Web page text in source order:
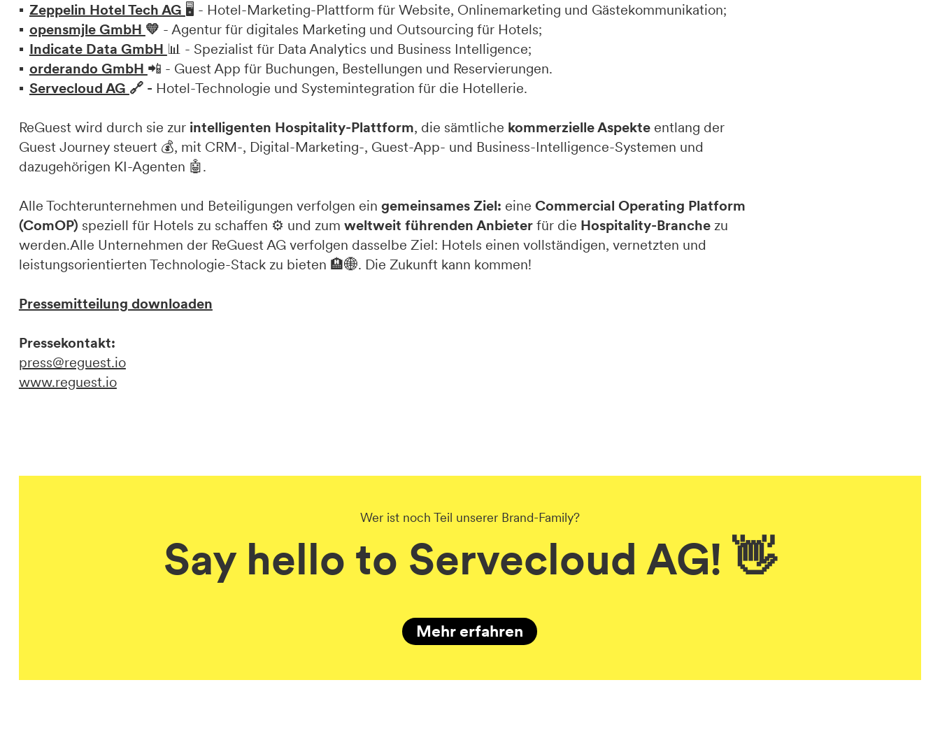
Zeppelin Hotel Tech AG 🖥️ - Hotel-Marketing-Plattform für Website, Onlinemarketing und Gästekommunikation;
opensmjle GmbH 💛 - Agentur für digitales Marketing und Outsourcing für Hotels;
Indicate Data GmbH 📊 - Spezialist für Data Analytics und Business Intelligence;
orderando GmbH 📲 - Guest App für Buchungen, Bestellungen und Reservierungen.
Servecloud AG 🔗- Hotel-Technologie und Systemintegration für die Hotellerie.
ReGuest wird durch sie zur intelligenten Hospitality-Plattform, die sämtliche kommerzielle Aspekteentlang der
Guest Journey steuert 💰, mit CRM-, Digital-Marketing-, Guest-App- und Business-Intelligence-Systemen und
dazugehörigen KI-Agenten 🤖.
Alle Tochterunternehmen und Beteiligungen verfolgen ein gemeinsames Ziel: eine Commercial Operating Platform
(ComOP) speziell für Hotels zu schaffen ⚙️ und zum weltweit führenden Anbieterfür die Hospitality-Branchezu
werden.Alle Unternehmen der ReGuest AG verfolgen dasselbe Ziel: Hotels einen vollständigen, vernetzten und
leistungsorientierten Technologie-Stack zu bieten 🏨🌐. Die Zukunft kann kommen!
Pressemitteilung downloaden
Pressekontakt:
press@reguest.io
www.reguest.io
Wer ist noch Teil unserer Brand-Family?
Say hello to Servecloud AG! 👋
Mehr erfahren